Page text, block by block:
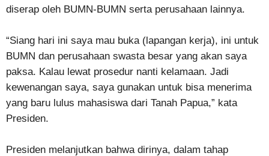
diserap oleh BUMN-BUMN serta perusahaan lainnya.
“Siang hari ini saya mau buka (lapangan kerja), ini untuk
BUMN dan perusahaan swasta besar yang akan saya
paksa. Kalau lewat prosedur nanti kelamaan. Jadi
kewenangan saya, saya gunakan untuk bisa menerima
yang baru lulus mahasiswa dari Tanah Papua,” kata
Presiden.
Presiden melanjutkan bahwa dirinya, dalam tahap